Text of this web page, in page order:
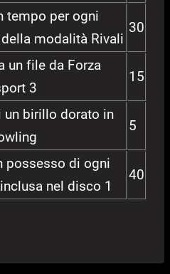
tempo per ogni
modalità Rivali
30
un file da Forza
3
15
un birillo dorato in
5
possesso di ogni
nel disco 1
40